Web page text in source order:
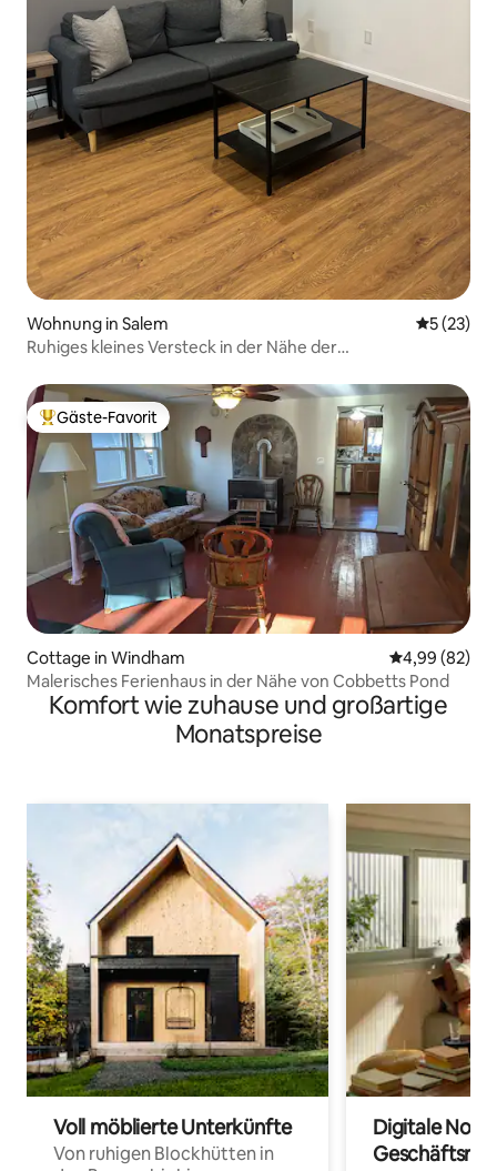
Wohnung in Salem
5 (23)
Ruhiges kleines Versteck in der Nähe der
Beliebter Gäste-Favorit.
Gäste-Favorit
Cottage in Windham
4,99 (82)
Malerisches Ferienhaus in der Nähe von Cobbetts Pond
Komfort wie zuhause und großartige
Monatspreise
Voll möblierte Unterkünfte
Von ruhigen Blockhütten in
Digitale